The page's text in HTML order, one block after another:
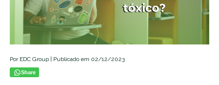
Por EDC Group | Publicado em 02/12/2023
Share